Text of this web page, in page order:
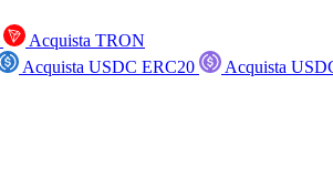
Acquista TRON
Acquista USDC ERC20
Acquista